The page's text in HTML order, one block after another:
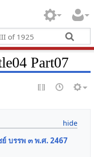
Part07
บรรพ ๓ พ.ศ. 2467